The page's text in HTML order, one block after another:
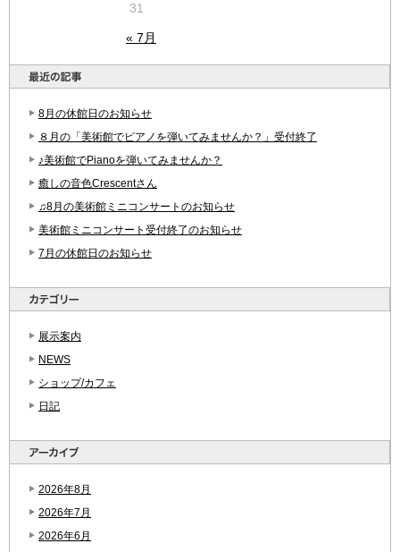
« 7月
31
8月の休館日のお知らせ
８月の「美術館でピアノを弾いてみませんか？」受付終了
♪美術館でPianoを弾いてみませんか？
癒しの音色Crescentさん
♫8月の美術館ミニコンサートのお知らせ
美術館ミニコンサート受付終了のお知らせ
7月の休館日のお知らせ
展示案内
NEWS
ショップ/カフェ
日記
2026年8月
2026年7月
2026年6月